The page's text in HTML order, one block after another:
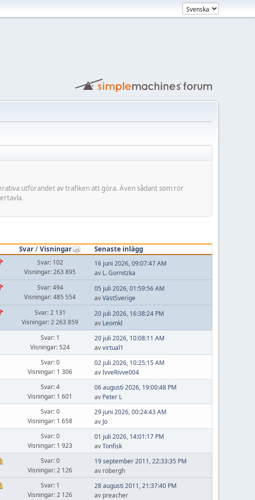
utförandet av trafiken att göra. Även sådant som rör
Svar/Visningar
Senaste inlägg
Svar: 102
Visningar: 263 895
16 juni 2026, 09:07:47 AM
av L. Gornitzka
Svar: 494
Visningar: 485 554
05 juli 2026, 01:59:56 AM
avVästSverige
Svar: 2 131
Visningar: 2 263 859
20 juli 2026, 16:38:24 PM
av Leomkl
Svar: 1
Visningar: 524
20 juli 2026, 10:08:11 AM
avvirtual1
Svar: 0
Visningar: 1 306
02 juli 2026, 10:25:15 AM
avIvveRivve004
Svar: 4
Visningar: 1 601
06 augusti 2026, 19:00:48 PM
av Peter L
Svar: 0
Visningar: 1 658
29 juni 2026, 00:24:43 AM
av Jo
Svar: 0
Visningar: 1 923
01 juli 2026, 14:01:17 PM
avTonfisk
Svar: 0
Visningar: 2 126
19 september 2011, 22:33:35 PM
av robergh
Svar: 1
Visningar: 2 126
28 augusti 2011, 21:37:40 PM
av preacher